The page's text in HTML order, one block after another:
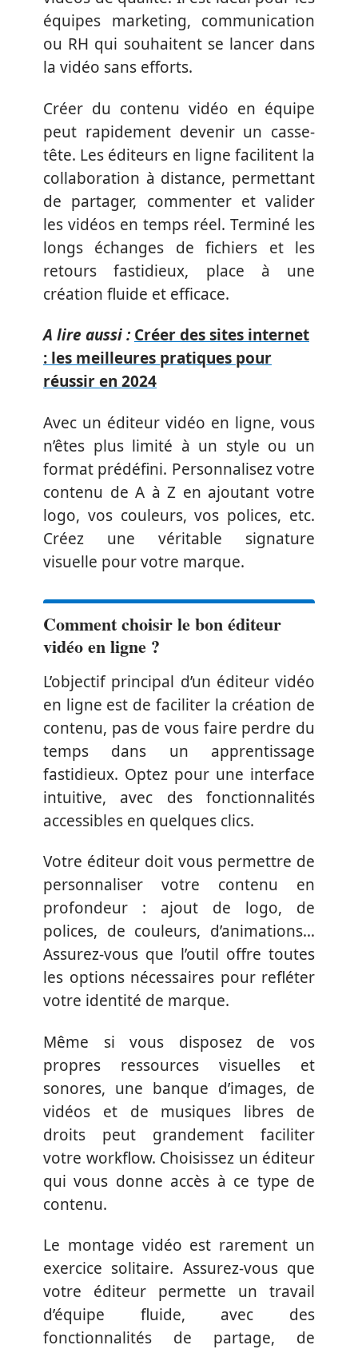
équipes marketing, communication
ou RH qui souhaitent se lancer dans
la vidéo sans efforts.
Créer du contenu vidéo en équipe
peut rapidement devenir un casse-
tête. Les éditeurs en ligne facilitent la
collaboration à distance, permettant
de partager, commenter et valider
les vidéos en temps réel. Terminé les
longs échanges de fichiers et les
retours fastidieux, place à une
création fluide et efficace.
A lire aussi : Créer des sites internet
: les meilleures pratiques pour
réussir en 2024
Avec un éditeur vidéo en ligne, vous
n’êtes plus limité à un style ou un
format prédéfini. Personnalisez votre
contenu de A à Z en ajoutant votre
logo, vos couleurs, vos polices, etc.
Créez une véritable signature
visuelle pour votre marque.
Comment choisir le bon éditeur
vidéo en ligne ?
L’objectif principal d’un éditeur vidéo
en ligne est de faciliter la création de
contenu, pas de vous faire perdre du
temps dans un apprentissage
fastidieux. Optez pour une interface
intuitive, avec des fonctionnalités
accessibles en quelques clics.
Votre éditeur doit vous permettre de
personnaliser votre contenu en
profondeur : ajout de logo, de
polices, de couleurs, d’animations…
Assurez-vous que l’outil offre toutes
les options nécessaires pour refléter
votre identité de marque.
Même si vous disposez de vos
propres ressources visuelles et
sonores, une banque d’images, de
vidéos et de musiques libres de
droits peut grandement faciliter
votre workflow. Choisissez un éditeur
qui vous donne accès à ce type de
contenu.
Le montage vidéo est rarement un
exercice solitaire. Assurez-vous que
votre éditeur permette un travail
d’équipe fluide, avec des
fonctionnalités de partage, de